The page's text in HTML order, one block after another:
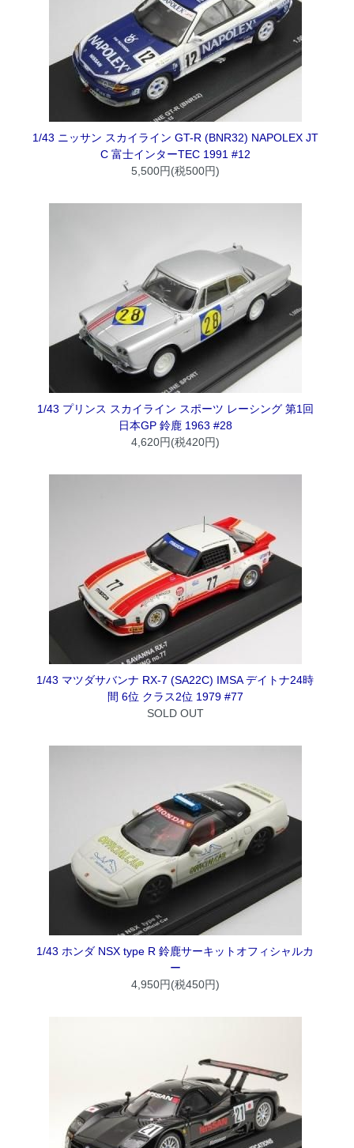
1/43 ニッサン スカイライン GT-R (BNR32) NAPOLEX JT
C 富士インターTEC 1991 #12
5,500円(税500円)
1/43 プリンス スカイライン スポーツ レーシング 第1回
日本GP 鈴鹿 1963 #28
4,620円(税420円)
1/43 マツダサバンナ RX-7 (SA22C) IMSA デイトナ24時
間 6位 クラス2位 1979 #77
SOLD OUT
1/43 ホンダ NSX type R 鈴鹿サーキットオフィシャルカ
ー
4,950円(税450円)